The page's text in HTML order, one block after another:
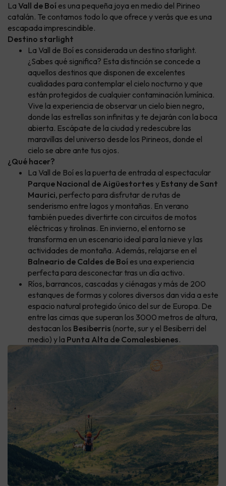
La Vall de Boí es una pequeña joya en medio del Pirineo
catalán. Te contamos todo lo que ofrece y verás que es una
escapada imprescindible.
Destino starlight
La Vall de Boí es considerada un destino starlight.
¿Sabes qué significa? Esta distinción se concede a
aquellos destinos que disponen de excelentes
cualidades para contemplar el cielo nocturno y que
están protegidos de cualquier contaminación lumínica.
Vive la experiencia de observar un cielo bien negro,
donde las estrellas son infinitas y te dejarán con la boca
abierta. Escápate de la ciudad y redescubre las
maravillas del universo desde los Pirineos, donde el
cielo se abre ante tus ojos.
¿Qué hacer?
La Vall de Boí es la puerta de entrada al espectacular
Parque Nacional de Aigüestortes y Estany de Sant
Maurici, perfecto para disfrutar de rutas de
senderismo entre lagos y montañas. En verano
también puedes divertirte con circuitos de motos
eléctricas y tirolinas. En invierno, el entorno se
transforma en un escenario ideal para la nieve y las
actividades de montaña. Además, relajarse en el
Balneario de Caldes de Boí es una experiencia
perfecta para desconectar tras un día activo.
Ríos, barrancos, cascadas y ciénagas y más de 200
estanques de formas y colores diversos dan vida a este
espacio natural protegido único del sur de Europa. De
entre las cimas que superan los 3000 metros de altura,
destacan los Besiberris (norte, sur y el Besiberri del
medio) y la Punta Alta de Comalesbienes.